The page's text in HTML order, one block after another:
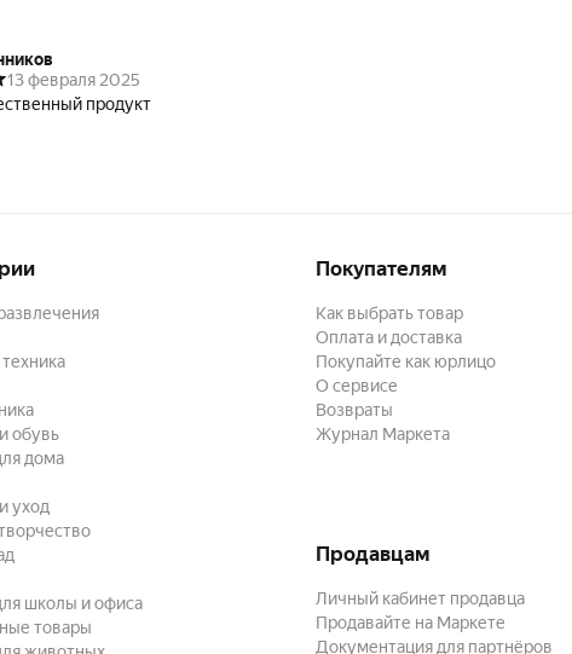
13 февраля 2025
продукт
обувь
дома
уход
школы и офиса
товары
Покупателям
Как выбрать товар
Оплата и доставка
Покупайте как юрлицо
О сервисе
Возвраты
Журнал Маркета
Продавцам
Личный кабинет продавца
Продавайте на Маркете
Документация для партнёров